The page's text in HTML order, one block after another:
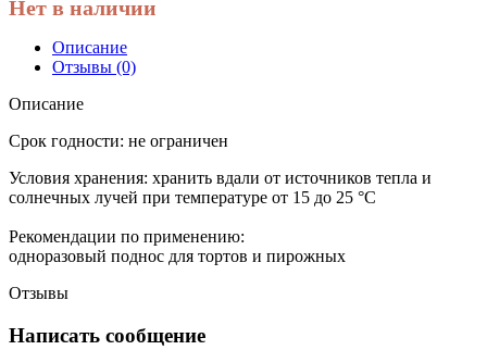
Нет в наличии
Описание
Отзывы (0)
Описание
Срок годности: не ограничен
Условия хранения: хранить вдали от источников тепла и
солнечных лучей при температуре от 15 до 25 °C
Рекомендации по применению:
одноразовый поднос для тортов и пирожных
Отзывы
Написать сообщение